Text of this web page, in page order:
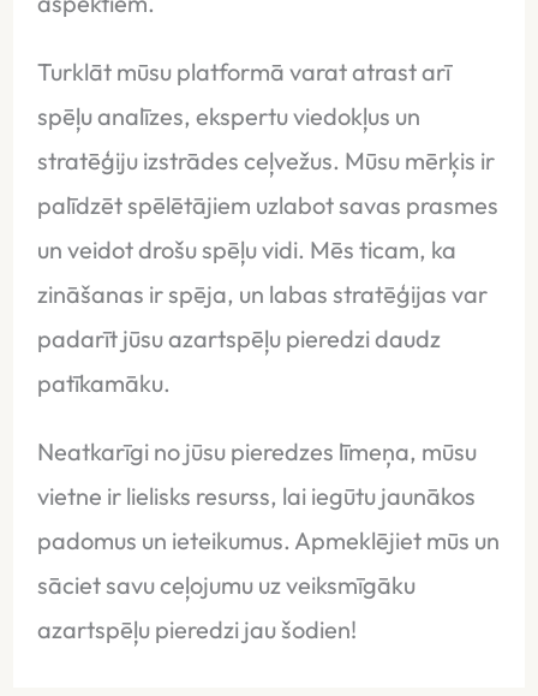
Turklāt mūsu platformā varat atrast arī
spēļu analīzes, ekspertu viedokļus un
stratēģiju izstrādes ceļvežus. Mūsu mērķis ir
palīdzēt spēlētājiem uzlabot savas prasmes
un veidot drošu spēļu vidi. Mēs ticam, ka
zināšanas ir spēja, un labas stratēģijas var
padarīt jūsu azartspēļu pieredzi daudz
patīkamāku.
Neatkarīgi no jūsu pieredzes līmeņa, mūsu
vietne ir lielisks resurss, lai iegūtu jaunākos
padomus un ieteikumus. Apmeklējiet mūs un
sāciet savu ceļojumu uz veiksmīgāku
azartspēļu pieredzi jau šodien!